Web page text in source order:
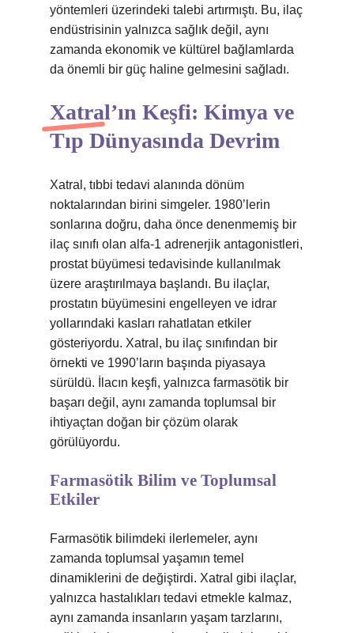
yöntemleri üzerindeki talebi artırmıştı. Bu, ilaç
endüstrisinin yalnızca sağlık değil, aynı
zamanda ekonomik ve kültürel bağlamlarda
da önemli bir güç haline gelmesini sağladı.
Xatral’ın Keşfi: Kimya ve
Tıp Dünyasında Devrim
Xatral, tıbbi tedavi alanında dönüm
noktalarından birini simgeler. 1980’lerin
sonlarına doğru, daha önce denenmemiş bir
ilaç sınıfı olan alfa-1 adrenerjik antagonistleri,
prostat büyümesi tedavisinde kullanılmak
üzere araştırılmaya başlandı. Bu ilaçlar,
prostatın büyümesini engelleyen ve idrar
yollarındaki kasları rahatlatan etkiler
gösteriyordu. Xatral, bu ilaç sınıfından bir
örnekti ve 1990’ların başında piyasaya
sürüldü. İlacın keşfi, yalnızca farmasötik bir
başarı değil, aynı zamanda toplumsal bir
ihtiyaçtan doğan bir çözüm olarak
görülüyordu.
Farmasötik Bilim ve Toplumsal
Etkiler
Farmasötik bilimdeki ilerlemeler, aynı
zamanda toplumsal yaşamın temel
dinamiklerini de değiştirdi. Xatral gibi ilaçlar,
yalnızca hastalıkları tedavi etmekle kalmaz,
aynı zamanda insanların yaşam tarzlarını,